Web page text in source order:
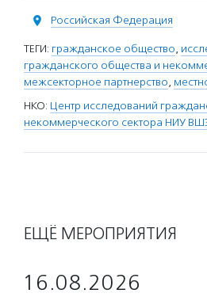
Российская Федерация
ТЕГИ: гражданское общество,
гражданского общества и
межсекторное партнерство,
НКО: Центр исследований
некоммерческого сектора НИУ
ЕЩЁ МЕРОПРИЯТИЯ
16.08.2026